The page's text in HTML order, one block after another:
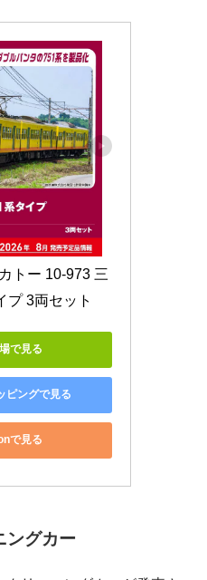
トー 10-973 三
プ 3両セット
で見る
ピングで見る
で見る
ングカー